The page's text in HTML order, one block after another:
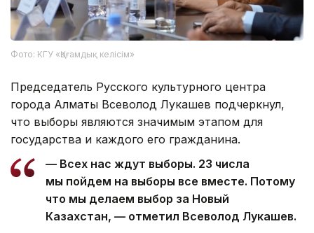
Фото: КГУ «Қоғамдық келісім»
Председатель Русского культурного центра
города Алматы Всеволод Лукашев подчеркнул,
что выборы являются значимым этапом для
государства и каждого его гражданина.
— Всех нас ждут выборы. 23 числа
мы пойдем на выборы все вместе. Потому
что мы делаем выбор за Новый
Казахстан, — отметил Всеволод Лукашев.